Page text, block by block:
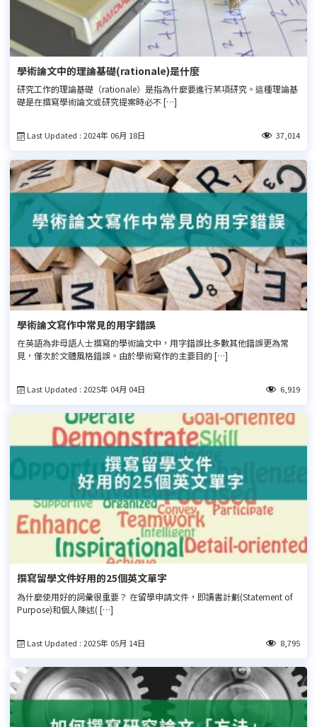
學術論文中的理論基礎(rationale)是什麼
研究工作的理論基礎（rationale）是指為什麼要進行某項研究。這種理論基
礎是在撰寫學術論文或研究提案時必不 […]
Last Updated : 2024年 06月 18日 37,014
學術論文寫作中常見的用字錯誤
在英語為非母語人士撰寫的學術論文中，用字錯誤比多數其他錯誤更為常
見，僅次於文體風格錯誤。由於學術寫作的主要目的 […]
Last Updated : 2025年 04月 04日 6,919
撰寫留學文件好用的25個英文單字
為什麼使用好的詞彙很重要？ 在留學申請文件，即讀書計劃(Statement of
Purpose)和個人陳述( […]
Last Updated : 2025年 05月 14日 8,795